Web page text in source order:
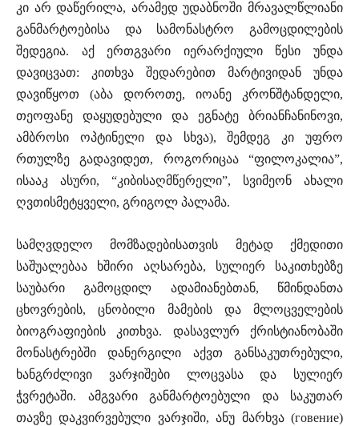
კი არ დაწერილა, არამედ უდაბნოში მრავალწლიანი
განმარტოებისა და სამონასტრო გამოცდილების
შედეგია. აქ ერთგვარი იერარქიული წესი უნდა
დავიცვათ: კითხვა შედარებით მარტივიდან უნდა
დავიწყოთ (აბა დოროთე, იოანე კრონშტანდელი,
თეოფანე დაყუდებული და ეგნატე ბრიანჩანინოვი,
ამბროსი ოპტინელი და სხვა), შემდეგ კი უფრო
რთულზე გადავიდეთ, როგორიცაა “ფილოკალია”,
ისააკ ასური, “კიბისაღმწერელი”, სვიმეონ ახალი
ღვთისმეტყველი, გრიგოლ პალამა.
სამღვდელო მომზადებისათვის მეტად ქმედითი
საშუალებაა ხშირი აღსარება, სულიერ საკითხებზე
საუბარი გამოცდილ ადამიანებთან, წმინდანთა
ცხოვრების, ცნობილი მამების და მლოცველების
ბიოგრაფიების კითხვა. დასავლურ ქრისტიანობაში
მონასტრებში დანერგილი აქვთ განსაკუთრებული,
ხანგრძლივი ვარჯიშები ლოცვასა და სულიერ
ჭვრეტაში. ამგვარი განმარტოებული და საკუთარ
თავზე დაკვირვებული ვარჯიში, ანუ მარხვა (говение)